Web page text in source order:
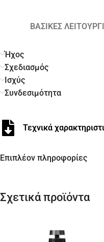
ΒΑΣΙΚΕΣ
Ήχος
Σχεδιασμός
Ισχύς
Συνδεσιμότητα
Τεχνικά
Επιπλέον πληροφορίες
Σχετικά προϊόντα